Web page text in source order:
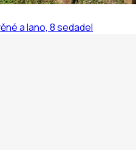
a lano, 8 sedadel